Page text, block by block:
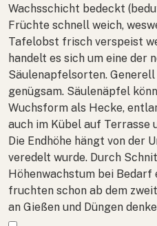
Wachsschicht bedeckt
Früchte schnell weich,
Tafelobst frisch verspeist
handelt es sich um eine der
Säulenapfelsorten.
genügsam. Säulenäpfel
Wuchsform als Hecke,
auch im Kübel auf Terrasse
Die Endhöhe hängt von der
veredelt wurde. Durch
Höhenwachstum bei Bedarf
fruchten schon ab dem
an Gießen und Düngen
Mehr anzeigen